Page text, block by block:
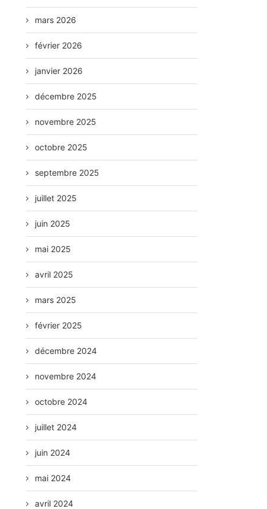
mars 2026
février 2026
janvier 2026
décembre 2025
novembre 2025
octobre 2025
septembre 2025
juillet 2025
juin 2025
mai 2025
avril 2025
mars 2025
février 2025
décembre 2024
novembre 2024
octobre 2024
juillet 2024
juin 2024
mai 2024
avril 2024